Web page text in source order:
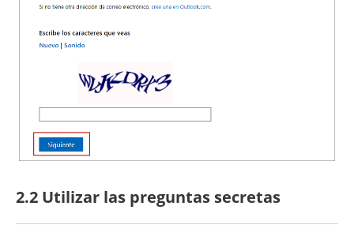
2.2 Utilizar las preguntas secretas